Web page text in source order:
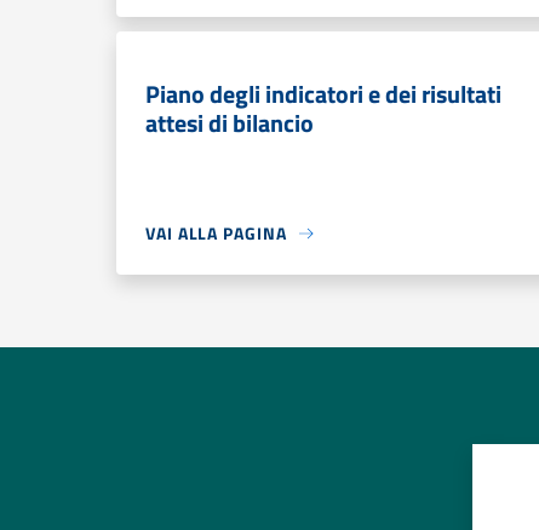
Piano degli indicatori e dei risultati
attesi di bilancio
VAI ALLA PAGINA